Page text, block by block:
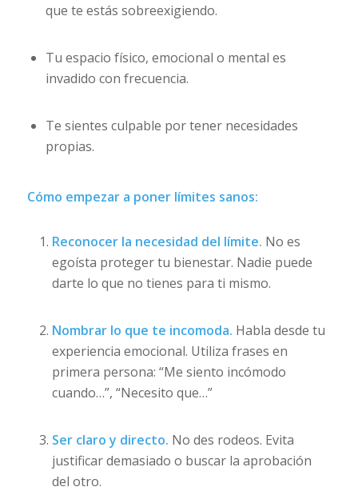
que te estás sobreexigiendo.
Tu espacio físico, emocional o mental es
invadido con frecuencia.
Te sientes culpable por tener necesidades
propias.
Cómo empezar a poner límites sanos:
Reconocer la necesidad del límite. No es
egoísta proteger tu bienestar. Nadie puede
darte lo que no tienes para ti mismo.
Nombrar lo que te incomoda. Habla desde tu
experiencia emocional. Utiliza frases en
primera persona: “Me siento incómodo
cuando…”, “Necesito que…”
Ser claro y directo. No des rodeos. Evita
justificar demasiado o buscar la aprobación
del otro.